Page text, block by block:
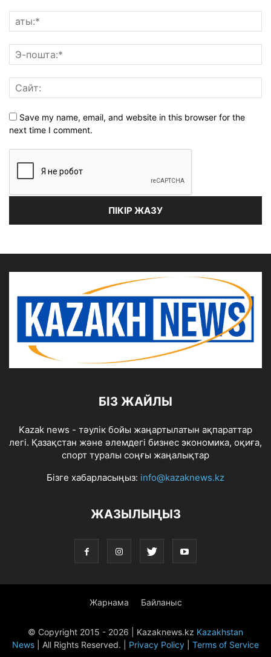
Save my name, email, and website in this browser for the
next time I comment.
БІЗ ЖАЙЛЫ
Kazak news - тәулік бойы жаңартылатын ақпараттар
легі. Қазақстан және әлемдегі бизнес экономика, оқиға,
спорт туралы соңғы жаңалықтар
Бізге хабарласыңыз: info@kazaknews.kz
ЖАЗЫЛЫҢЫЗ
Жарнама Байланыс
© Copyright 2015 - 2026 | Kazaknews.kz Kazakhstan
News | All Rights Reserved. | Privacy Policy Terms of Service